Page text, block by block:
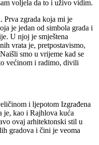
voljela da to i uživo vidim.
Prva zgrada koja mi je
je jedan od simbola grada i
U njoj je smještena
vrata je, pretpostavismo,
smo u vrijeme kad se
većinom i radimo, divili
i ljepotom Izgrađena
je, kao i Rajhlova kuća
ovaj arhitektonski stil u
gradova i čini je veoma